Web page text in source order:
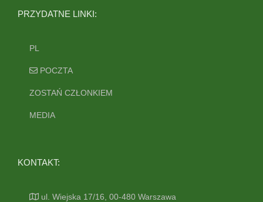
PRZYDATNE LINKI:
PL
POCZTA
ZOSTAŃ CZŁONKIEM
MEDIA
KONTAKT:
ul. Wiejska 17/16, 00-480 Warszawa